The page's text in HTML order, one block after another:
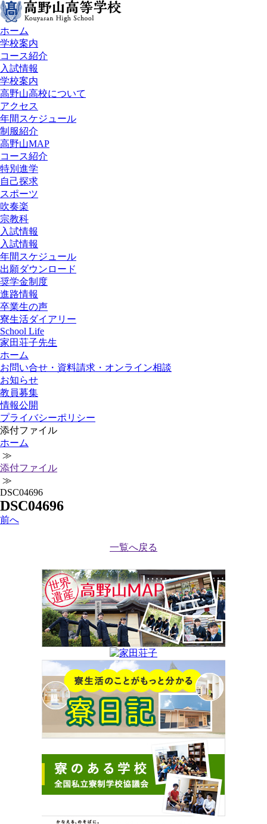
ホーム
学校案内
コース紹介
入試情報
学校案内
高野山高校について
アクセス
年間スケジュール
制服紹介
高野山MAP
コース紹介
特別進学
自己探求
スポーツ
吹奏楽
宗教科
入試情報
入試情報
年間スケジュール
出願ダウンロード
奨学金制度
進路情報
卒業生の声
寮生活ダイアリー
School Life
家田荘子先生
ホーム
お問い合せ・資料請求・オンライン相談
お知らせ
教員募集
情報公開
プライバシーポリシー
添付ファイル
ホーム
≫
添付ファイル
≫
DSC04696
DSC04696
前へ
一覧へ戻る